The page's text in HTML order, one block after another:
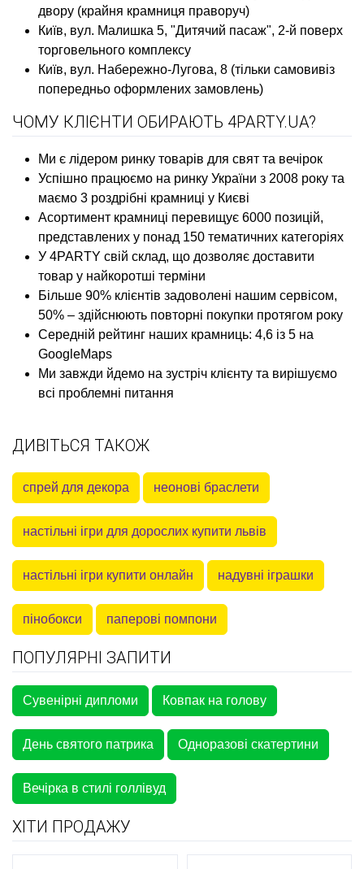
двору (крайня крамниця праворуч)
Київ, вул. Малишка 5, "Дитячий пасаж", 2-й поверх
торговельного комплексу
Київ, вул. Набережно-Лугова, 8 (тільки самовивіз
попередньо оформлених замовлень)
ЧОМУ КЛІЄНТИ ОБИРАЮТЬ 4PARTY.UA?
Ми є лідером ринку товарів для свят та вечірок
Успішно працюємо на ринку України з 2008 року та
маємо 3 роздрібні крамниці у Києві
Асортимент крамниці перевищує 6000 позицій,
представлених у понад 150 тематичних категоріях
У 4PARTY свій склад, що дозволяє доставити
товар у найкоротші терміни
Більше 90% клієнтів задоволені нашим сервісом,
50% – здійснюють повторні покупки протягом року
Середній рейтинг наших крамниць: 4,6 із 5 на
GoogleMaps
Ми завжди йдемо на зустріч клієнту та вирішуємо
всі проблемні питання
ДИВІТЬСЯ ТАКОЖ
спрей для декора неонові браслети
настільні ігри для дорослих купити львів
настільні ігри купити онлайн надувні іграшки
пінобокси паперові помпони
ПОПУЛЯРНІ ЗАПИТИ
Сувенірні дипломи Ковпак на голову
День святого патрика Одноразові скатертини
Вечірка в стилі голлівуд
ХІТИ ПРОДАЖУ